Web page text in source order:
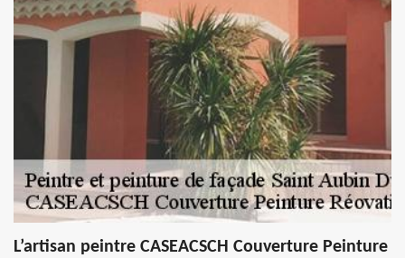
L’artisan peintre CASEACSCH Couverture Peinture